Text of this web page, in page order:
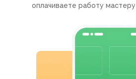
оплачиваете работу мастеру